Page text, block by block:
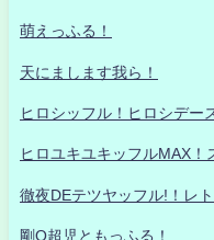
萌えっふる！
天にまします我ら！
ヒロシッフル！ヒロシデー
ヒロユキユキッフルMAX！
徹夜DEテツヤッフル!！レト
剛Q超児ともっふる！